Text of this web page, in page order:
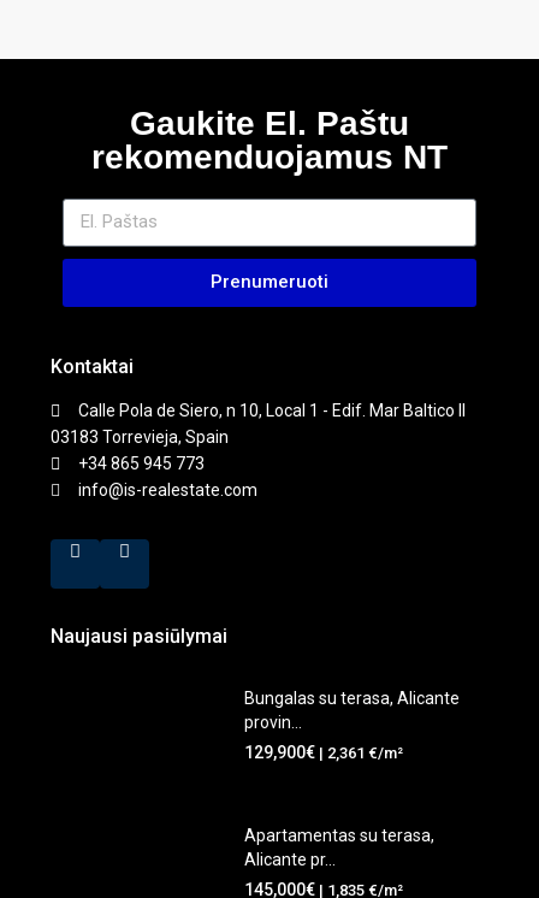
Gaukite El. Paštu
rekomenduojamus NT
Prenumeruoti
Kontaktai
Calle Pola de Siero, n 10, Local 1 - Edif. Mar Baltico II
03183 Torrevieja, Spain
+34 865 945 773
info@is-realestate.com
Naujausi pasiūlymai
Bungalas su terasa, Alicante
provin...
129,900€ | 2,361 €/m²
Apartamentas su terasa,
Alicante pr...
145,000€ | 1,835 €/m²